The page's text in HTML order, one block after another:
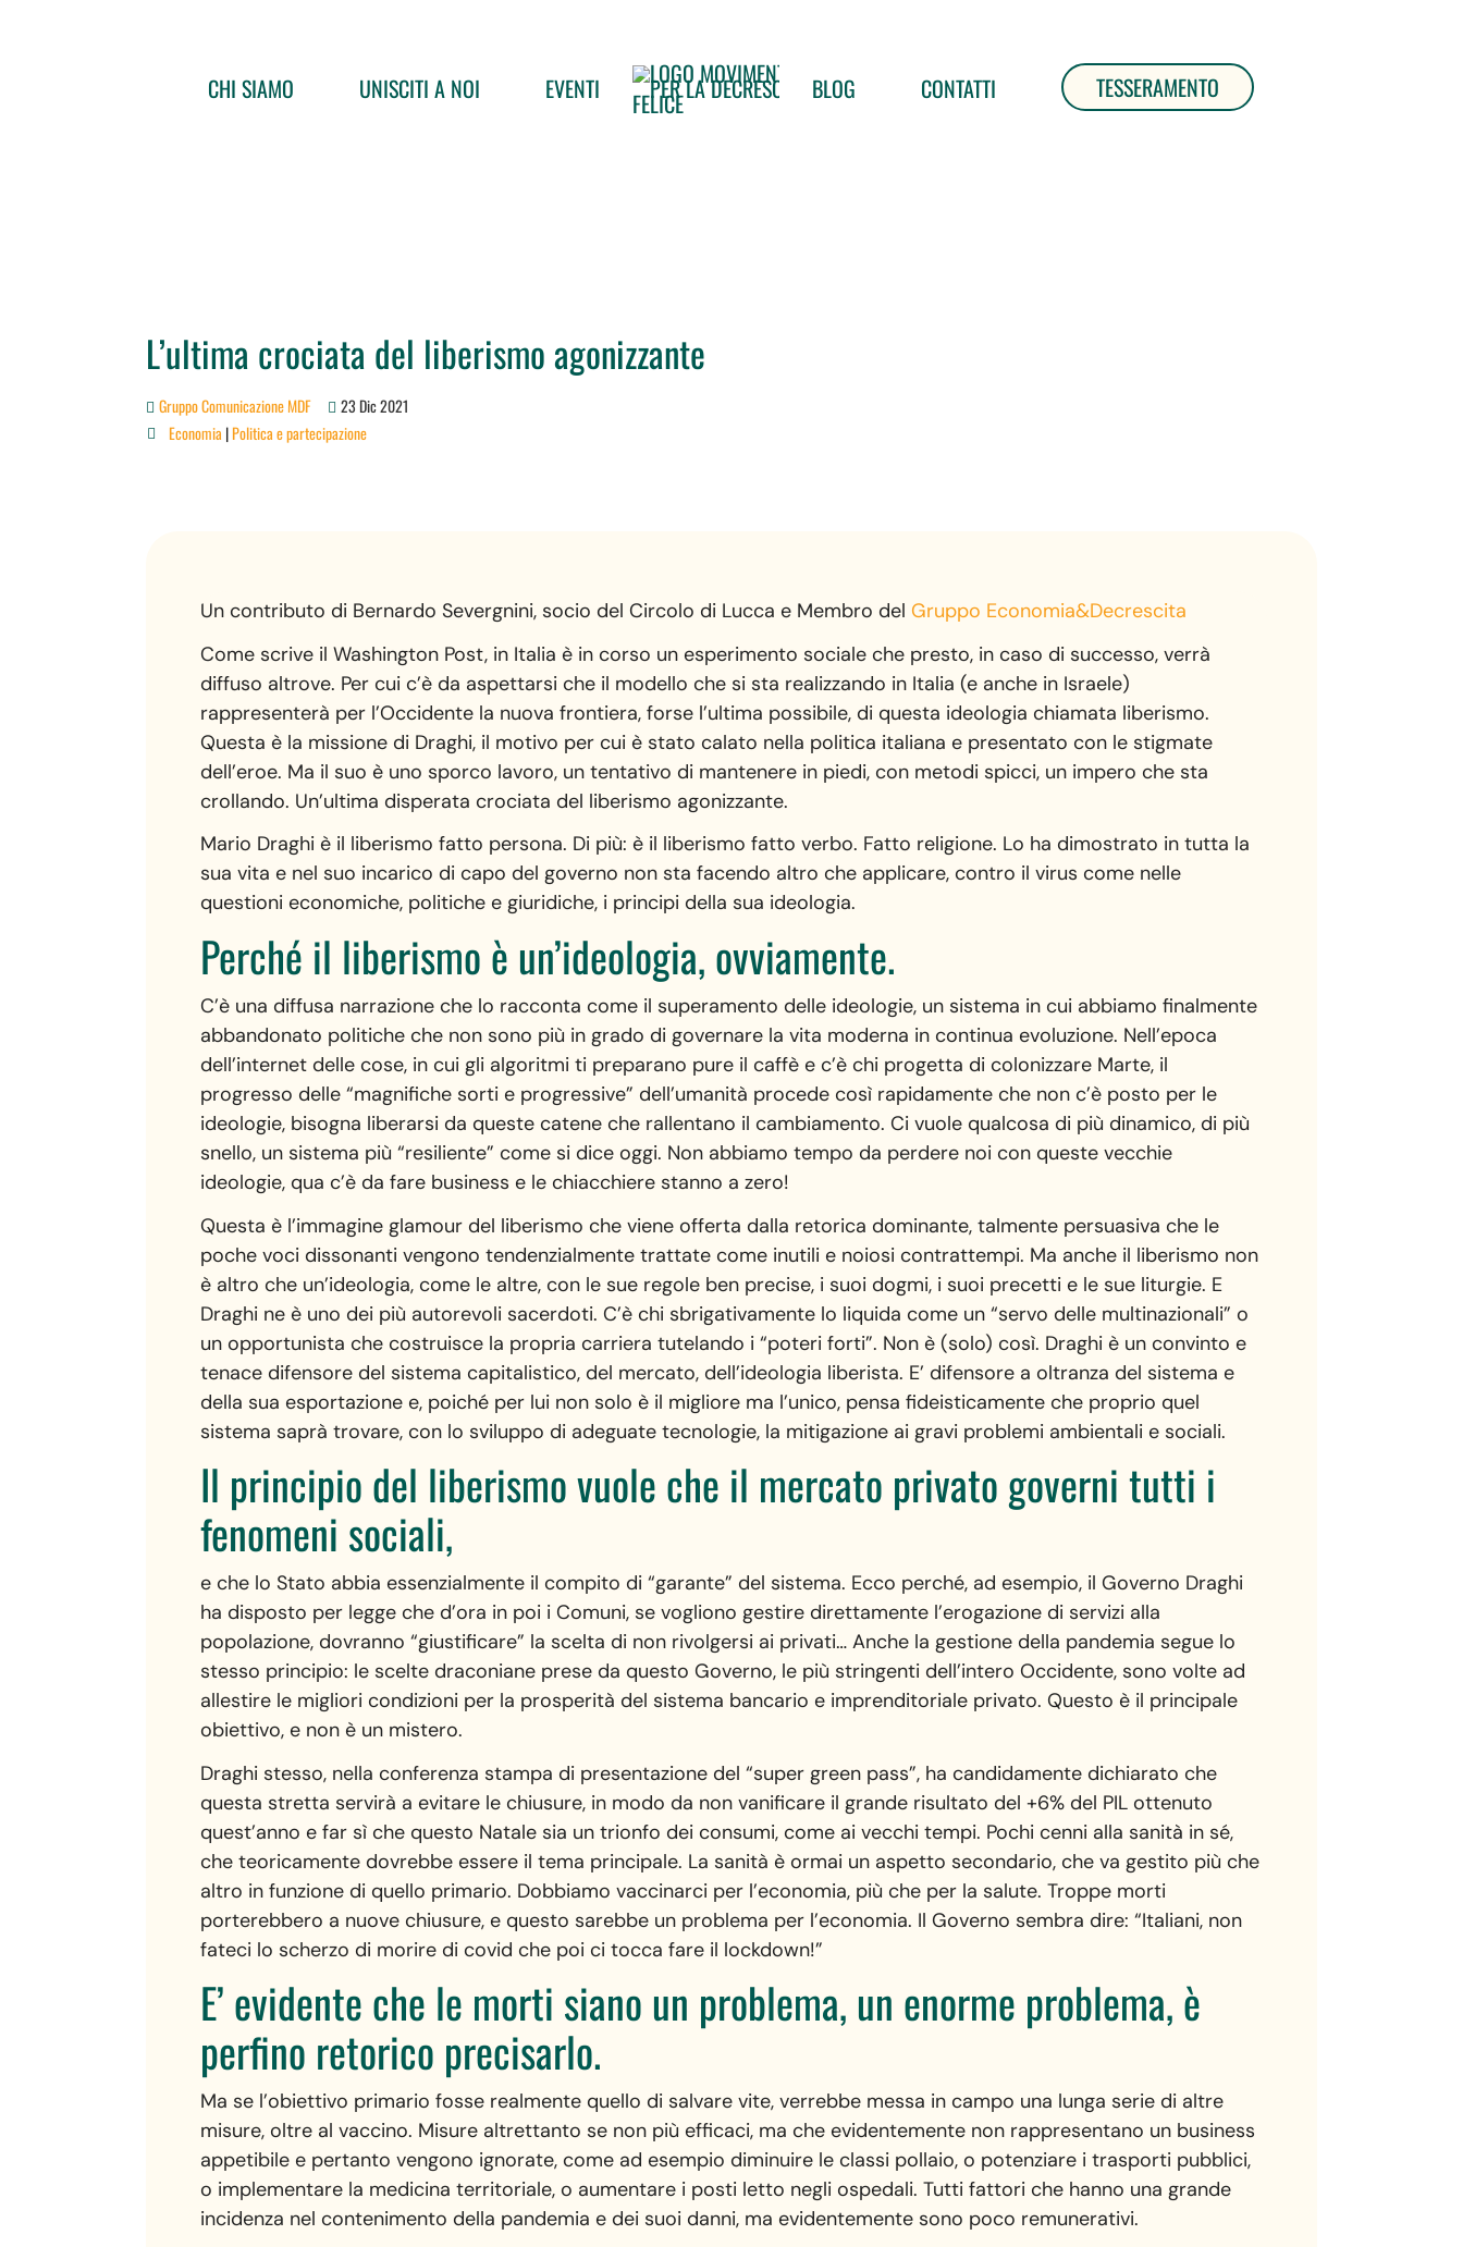
CHI SIAMO UNISCITI A NOI EVENTI BLOG CONTATTI TESSERAMENTO
L’ultima crociata del liberismo agonizzante
Gruppo Comunicazione MDF 23 Dic 2021
 Economia|Politica e partecipazione
Un contributo di Bernardo Severgnini, socio del Circolo di Lucca e Membro delGruppo Economia&Decrescita
Come scrive il Washington Post, in Italia è in corso un esperimento sociale che presto, in caso di successo, verrà
diffuso altrove. Per cui c’è da aspettarsi che il modello che si sta realizzando in Italia (e anche in Israele)
rappresenterà per l’Occidente la nuova frontiera, forse l’ultima possibile, di questa ideologia chiamata liberismo.
Questa è la missione di Draghi, il motivo per cui è stato calato nella politica italiana e presentato con le stigmate
dell’eroe. Ma il suo è uno sporco lavoro, un tentativo di mantenere in piedi, con metodi spicci, un impero che sta
crollando. Un’ultima disperata crociata del liberismo agonizzante.
Mario Draghi è il liberismo fatto persona. Di più: è il liberismo fatto verbo. Fatto religione. Lo ha dimostrato in tutta la
sua vita e nel suo incarico di capo del governo non sta facendo altro che applicare, contro il virus come nelle
questioni economiche, politiche e giuridiche, i principi della sua ideologia.
Perché il liberismo è un’ideologia, ovviamente.
C’è una diffusa narrazione che lo racconta come il superamento delle ideologie, un sistema in cui abbiamo finalmente
abbandonato politiche che non sono più in grado di governare la vita moderna in continua evoluzione. Nell’epoca
dell’internet delle cose, in cui gli algoritmi ti preparano pure il caffè e c’è chi progetta di colonizzare Marte, il
progresso delle “magnifiche sorti e progressive” dell’umanità procede così rapidamente che non c’è posto per le
ideologie, bisogna liberarsi da queste catene che rallentano il cambiamento. Ci vuole qualcosa di più dinamico, di più
snello, un sistema più “resiliente” come si dice oggi. Non abbiamo tempo da perdere noi con queste vecchie
ideologie, qua c’è da fare business e le chiacchiere stanno a zero!
Questa è l’immagine glamour del liberismo che viene offerta dalla retorica dominante, talmente persuasiva che le
poche voci dissonanti vengono tendenzialmente trattate come inutili e noiosi contrattempi. Ma anche il liberismo non
è altro che un’ideologia, come le altre, con le sue regole ben precise, i suoi dogmi, i suoi precetti e le sue liturgie. E
Draghi ne è uno dei più autorevoli sacerdoti. C’è chi sbrigativamente lo liquida come un “servo delle multinazionali” o
un opportunista che costruisce la propria carriera tutelando i “poteri forti”. Non è (solo) così. Draghi è un convinto e
tenace difensore del sistema capitalistico, del mercato, dell’ideologia liberista. E’ difensore a oltranza del sistema e
della sua esportazione e, poiché per lui non solo è il migliore ma l’unico, pensa fideisticamente che proprio quel
sistema saprà trovare, con lo sviluppo di adeguate tecnologie, la mitigazione ai gravi problemi ambientali e sociali.
Il principio del liberismo vuole che il mercato privato governi tutti i
fenomeni sociali,
e che lo Stato abbia essenzialmente il compito di “garante” del sistema. Ecco perché, ad esempio, il Governo Draghi
ha disposto per legge che d’ora in poi i Comuni, se vogliono gestire direttamente l’erogazione di servizi alla
popolazione, dovranno “giustificare” la scelta di non rivolgersi ai privati… Anche la gestione della pandemia segue lo
stesso principio: le scelte draconiane prese da questo Governo, le più stringenti dell’intero Occidente, sono volte ad
allestire le migliori condizioni per la prosperità del sistema bancario e imprenditoriale privato. Questo è il principale
obiettivo, e non è un mistero.
Draghi stesso, nella conferenza stampa di presentazione del “super green pass”, ha candidamente dichiarato che
questa stretta servirà a evitare le chiusure, in modo da non vanificare il grande risultato del +6% del PIL ottenuto
quest’anno e far sì che questo Natale sia un trionfo dei consumi, come ai vecchi tempi. Pochi cenni alla sanità in sé,
che teoricamente dovrebbe essere il tema principale. La sanità è ormai un aspetto secondario, che va gestito più che
altro in funzione di quello primario. Dobbiamo vaccinarci per l’economia, più che per la salute. Troppe morti
porterebbero a nuove chiusure, e questo sarebbe un problema per l’economia. Il Governo sembra dire: “Italiani, non
fateci lo scherzo di morire di covid che poi ci tocca fare il lockdown!”
E’ evidente che le morti siano un problema, un enorme problema, è
perfino retorico precisarlo.
Ma se l’obiettivo primario fosse realmente quello di salvare vite, verrebbe messa in campo una lunga serie di altre
misure, oltre al vaccino. Misure altrettanto se non più efficaci, ma che evidentemente non rappresentano un business
appetibile e pertanto vengono ignorate, come ad esempio diminuire le classi pollaio, o potenziare i trasporti pubblici,
o implementare la medicina territoriale, o aumentare i posti letto negli ospedali. Tutti fattori che hanno una grande
incidenza nel contenimento della pandemia e dei suoi danni, ma evidentemente sono poco remunerativi.